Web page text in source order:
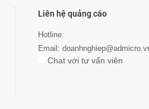
Liên hệ quảng cáo
Hotline:
Email:
Chat với tư vấn viên